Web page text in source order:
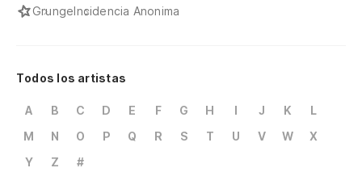
GrungeIncidencia Anonima
Todos los artistas
A B C D E F G H I J K
L
M
N O P Q R S T U V W
X
Y
Z #